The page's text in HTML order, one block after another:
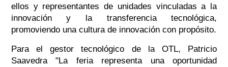
ellos y representantes de unidades vinculadas a la
innovación y la transferencia tecnológica,
promoviendo una cultura de innovación con propósito.
Para el gestor tecnológico de la OTL, Patricio
Saavedra"La feria representa una oportunidad